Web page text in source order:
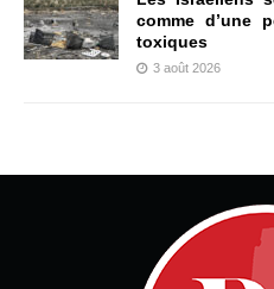
comme d’une
toxiques
3 août 2026